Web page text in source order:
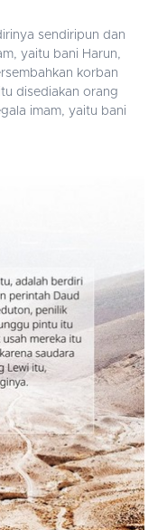
sendiripun dan
yaitu bani Harun,
korban
disediakan orang
imam, yaitu bani